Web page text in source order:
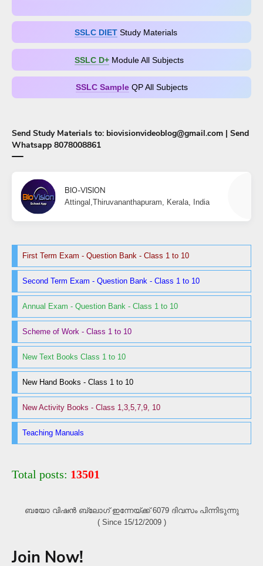
SSLC DIETStudy Materials
SSLC D+​ Module All Subjects
SSLC SampleQP All Subjects
Send Study Materials to: biovisionvideoblog@gmail.com | Send
Whatsapp 8078008861
BIO-VISION
Attingal,Thiruvananthapuram, Kerala, India
First Term Exam - Question Bank - Class 1 to 10
Second Term Exam - Question Bank - Class 1 to 10
Annual Exam - Question Bank - Class 1 to 10
Scheme of Work - Class 1 to 10
New Text Books Class 1 to 10
New Hand Books - Class 1 to 10
New Activity Books - Class 1,3,5,7,9, 10
Teaching Manuals
Total posts: 13501
ബയോ വിഷൻ ബ്ലോഗ്‌ ഇന്നേയ്ക്ക് 6079 ദിവസം പിന്നിടുന്നു
( Since 15/12/2009 )
Join Now!